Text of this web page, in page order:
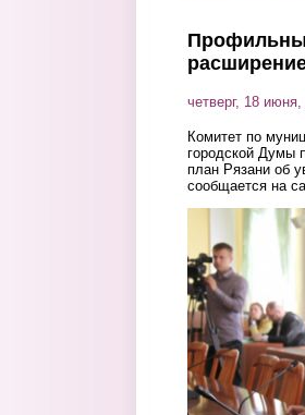
четверг, 18
Комитет по
городской Думы
план Рязани об
сообщается на